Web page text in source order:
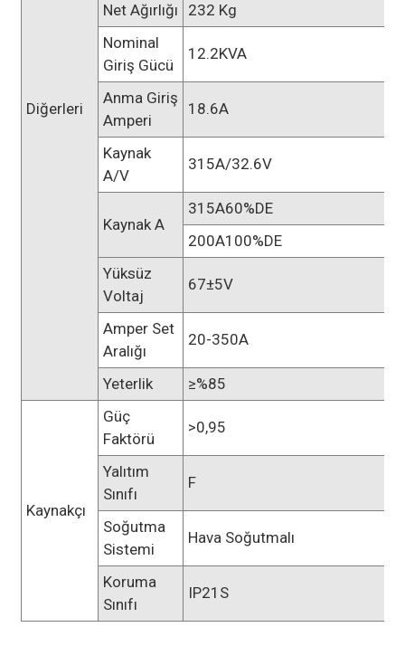
Diğerleri
Net Ağırlığı
232 Kg
Nominal
Giriş Gücü
12.2KVA
Anma Giriş
Amperi
18.6A
Kaynak
A/V
315A/32.6V
Kaynak A
315A60%DE
200A100%DE
Yüksüz
Voltaj
67±5V
Amper Set
Aralığı
20-350A
Yeterlik ≥%85
Kaynakçı
Güç
Faktörü
>0,95
Yalıtım
Sınıfı
F
Soğutma
Sistemi
Hava Soğutmalı
Koruma
Sınıfı
IP21S